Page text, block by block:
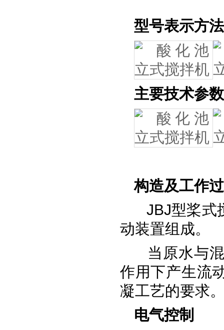
型号表示方
主要技术参
构造及工作
JBJ型桨式
动装置组成。
当原水与
作用下产生流
凝工艺的要求
电气控制